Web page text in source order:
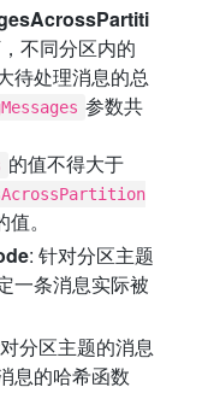
不同分区内的
待处理消息的总
参数共
的值不得大于
。
: 针对分区主题
一条消息实际被
分区主题的消息
息的哈希函数